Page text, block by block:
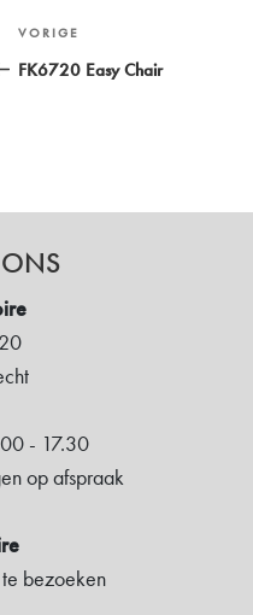
Bericht
navigatie
Vorig
bericht
VORIGE
FK6720 Easy Chair
- 17.30
op afspraak
bezoeken